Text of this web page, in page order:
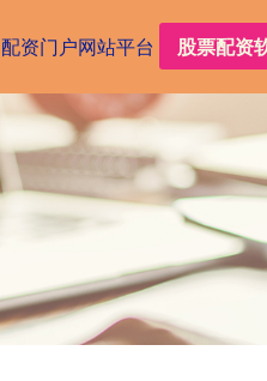
配资门户网站平台 股票配资